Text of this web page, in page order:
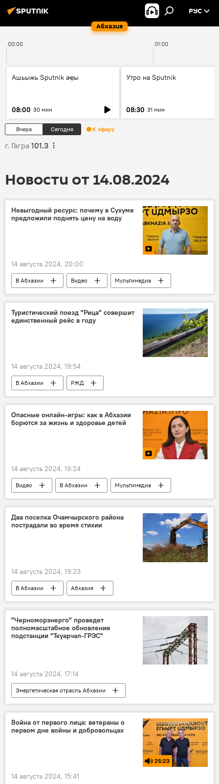
Абхазия
РУС
00:00 01:00
Ашьыжь Sputnik аҿы
08:00 30 мин
Утро на Sputnik
08:30 31 мин
Вчера Сегодня К эфиру
г. Гагра 101.3
Новости от 14.08.2024
Невыгодный ресурс: почему в Сухуме
предложили поднять цену на воду
14 августа 2024, 20:00
В Абхазии Видео
Мультимедиа
Сухум
Абхазия
Туристический поезд "Рица" совершит
единственный рейс в году
14 августа 2024, 19:54
В Абхазии
РЖД
Абхазская железная дорога
Абхазия
Россия
Отдых в Абхазии туристы
Опасные онлайн-игры: как в Абхазии
борются за жизнь и здоровье детей
14 августа 2024, 19:24
Видео В Абхазии
Мультимедиа
Абхазия
дети психологи
Два поселка Очамчырского района
пострадали во время стихии
14 августа 2024, 19:23
В Абхазии
Абхазия
Очамчырский район
разгул стихии
"Черноморэнерго" проведет
полномасштабное обновление
подстанции "Ткуарчал-ГРЭС"
14 августа 2024, 17:14
Энергетическая отрасль Абхазии
Черноморэнерго
Абхазия
Ткуарчалский район
Война от первого лица: ветераны о
первом дне войны и добровольцах
25:23
14 августа 2024, 15:41